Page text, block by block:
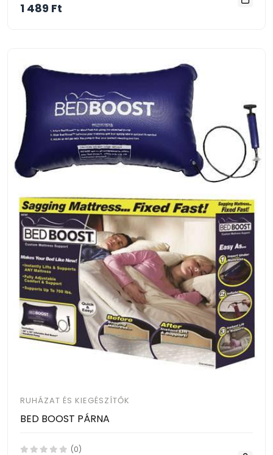
1 489 Ft
RUHÁZAT ÉS KIEGÉSZÍTŐK
BED BOOST PÁRNA
(0)